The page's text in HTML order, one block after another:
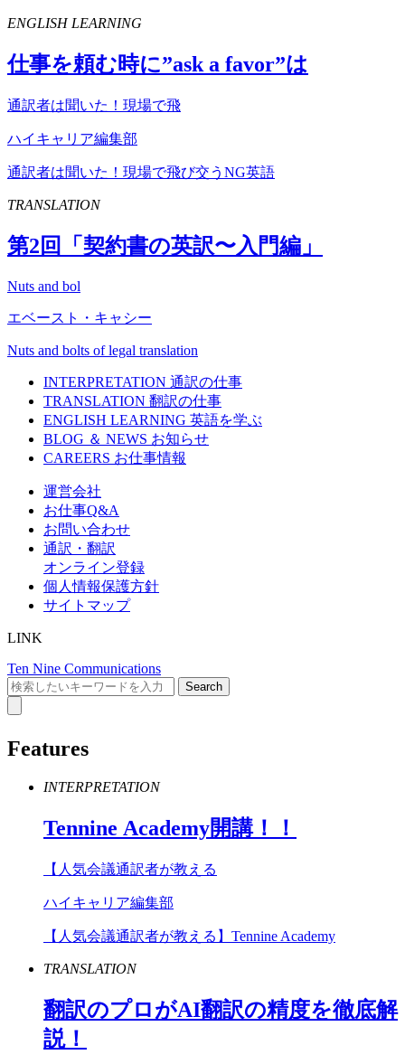
ENGLISH LEARNING
仕事を頼む時に”ask a favor”は
通訳者は聞いた！現場で飛
ハイキャリア編集部
通訳者は聞いた！現場で飛び交うNG英語
TRANSLATION
第2回「契約書の英訳〜入門編」
Nuts and bol
エベースト・キャシー
Nuts and bolts of legal translation
INTERPRETATION 通訳の仕事
TRANSLATION 翻訳の仕事
ENGLISH LEARNING 英語を学ぶ
BLOG ＆ NEWS お知らせ
CAREERS お仕事情報
運営会社
お仕事Q&A
お問い合わせ
通訳・翻訳
オンライン登録
個人情報保護方針
サイトマップ
LINK
Ten Nine Communications
Features
INTERPRETATION
Tennine Academy開講！！
【人気会議通訳者が教える
ハイキャリア編集部
【人気会議通訳者が教える】Tennine Academy
TRANSLATION
翻訳のプロがAI翻訳の精度を徹底解
説！